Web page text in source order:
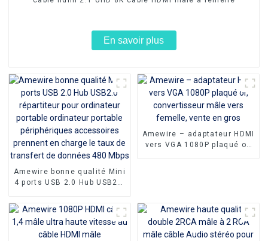
En savoir plus
Amewire bonne qualité Mini
4 ports USB 2.0 Hub USB2.0
portable ordinateur portable
périphériques accessoires
prennent en charge le taux
de transfert de données
Amewire – adaptateur HDMI
vers VGA 1080P plaqué or,